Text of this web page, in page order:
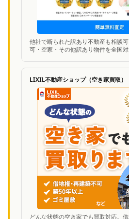
他社で断られた訳あり不動産も相談
可・空家・その他訳あり物件を全国
LIXIL不動産ショップ（空き家買取）
どんな状態の空き家でも買取対応。